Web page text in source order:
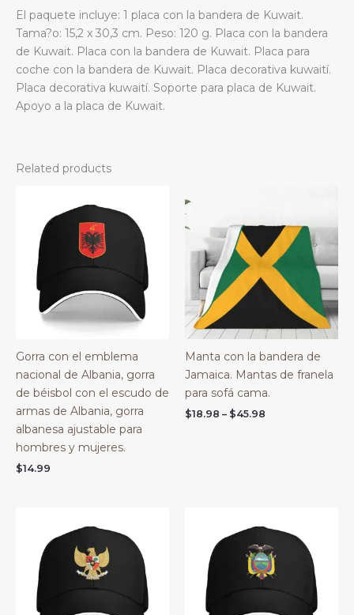
metal,
aluminio,
12
pulgadas,
El paquete incluye: 1 placa con la bandera de Kuwait.
Tama?o: 15,2 x 30,3 cm. Peso: 120 g. Placa con la bandera
de Kuwait. Placa con la bandera de Kuwait. Placa para
coche con la bandera de Kuwait. Placa decorativa kuwaití.
Placa decorativa kuwaití. Soporte para placa de Kuwait.
Apoyo a la placa de Kuwait.
Related products
Gorra con el emblema
nacional de Albania, gorra
de béisbol con el escudo de
armas de Albania, gorra
albanesa ajustable para
hombres y mujeres.
$14.99
Manta con la bandera de
Jamaica. Mantas de franela
para sofá cama.
$18.98 – $45.98